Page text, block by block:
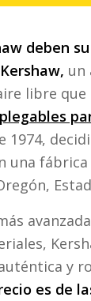
deben
un
libre
1974,
una
y
es de